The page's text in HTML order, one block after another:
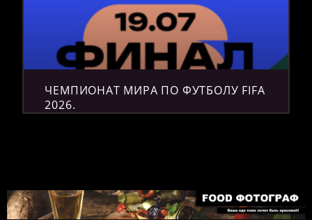
ЧЕМПИОНАТ МИРА ПО ФУТБОЛУ FIFA
2026.